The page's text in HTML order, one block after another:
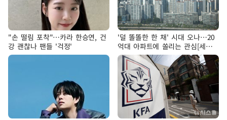
"손 떨림 포착"…카라 한승연, 건
강 괜찮나 팬들 '걱정'
'덜 똘똘한 한 채' 시대 오나…20
억대 아파트에 쏠리는 관심[세제
개편, 그 이후②]